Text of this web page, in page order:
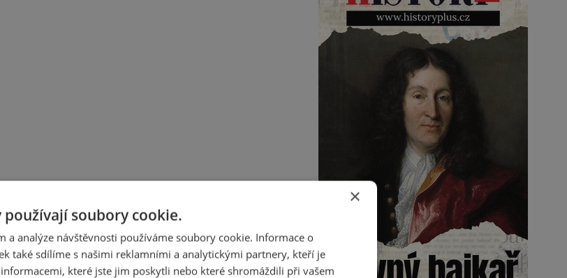
×
soubory cookie.
a analýze návštěvnosti používáme soubory cookie. Informace o
také sdílíme s našimi reklamními a analytickými partnery, kteří je
které jste jim poskytli nebo které shromáždili při vašem